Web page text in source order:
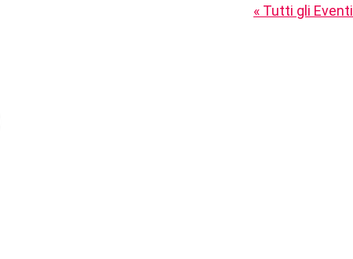
« Tutti gli Eventi